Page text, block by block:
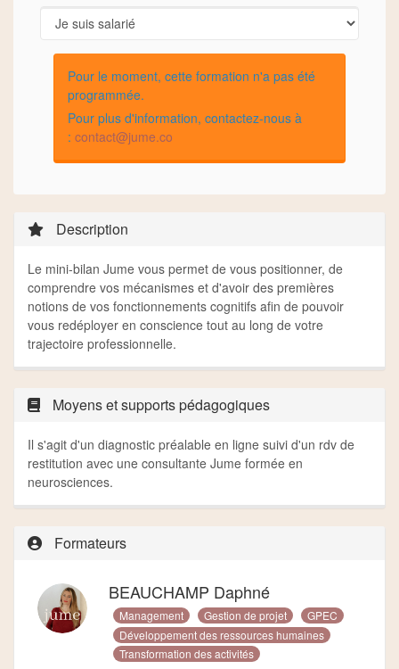
Pour le moment, cette formation n'a pas été
programmée.
Pour plus d'information, contactez-nous à
: contact@jume.co
Description
Le mini-bilan Jume vous permet de vous positionner, de
comprendre vos mécanismes et d'avoir des premières
notions de vos fonctionnements cognitifs afin de pouvoir
vous redéployer en conscience tout au long de votre
trajectoire professionnelle.
Moyens et supports pédagogiques
Il s'agit d'un diagnostic préalable en ligne suivi d'un rdv de
restitution avec une consultante Jume formée en
neurosciences.
Formateurs
BEAUCHAMP Daphné
Management Gestion de projet
GPEC
Développement des ressources humaines
Transformation des activités